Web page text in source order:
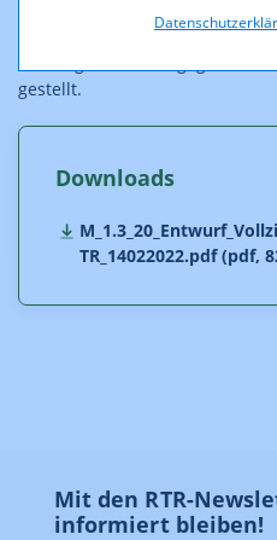
angegeben – auf der Webseite
ebenso wird eine Liste der
gestellt.
Downloads
TR_14022022.pdf (pdf,
Mit den RTR-
informiert bleiben!